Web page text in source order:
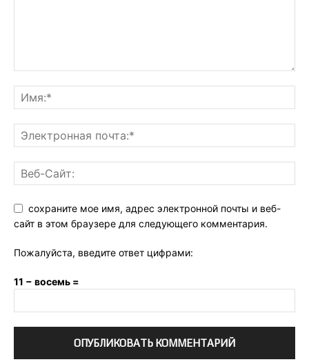
сохраните мое имя, адрес электронной почты и веб-
сайт в этом браузере для следующего комментария.
Пожалуйста, введите ответ цифрами:
11 − восемь =